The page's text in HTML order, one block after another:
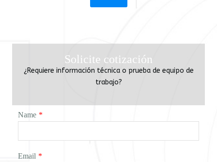
Solicite cotización
¿Requiere información técnica o prueba de equipo de
trabajo?
Name *
Email *